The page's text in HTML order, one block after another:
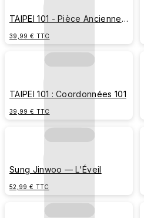
TAIPEI 101 - Pièce Ancienne
39,99 € TTC
TAIPEI 101 : Coordonnées 101
39,99 € TTC
Sung Jinwoo — L'Éveil
52,99 € TTC